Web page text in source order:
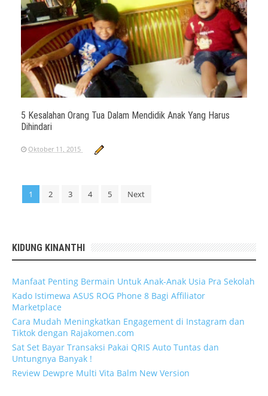
5 Kesalahan Orang Tua Dalam Mendidik Anak Yang Harus
Dihindari
Oktober 11, 2015
1 2 3 4 5 Next
KIDUNG KINANTHI
Manfaat Penting Bermain Untuk Anak-Anak Usia Pra Sekolah
Kado Istimewa ASUS ROG Phone 8 Bagi Affiliator
Marketplace
Cara Mudah Meningkatkan Engagement di Instagram dan
Tiktok dengan Rajakomen.com
Sat Set Bayar Transaksi Pakai QRIS Auto Tuntas dan
Untungnya Banyak !
Review Dewpre Multi Vita Balm New Version